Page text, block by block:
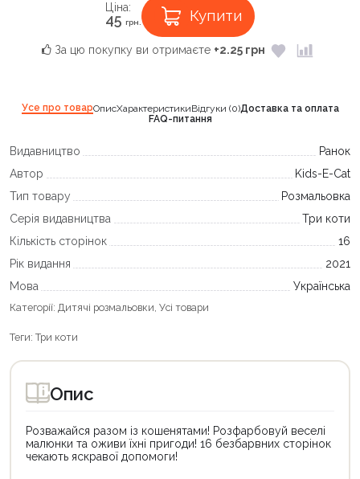
Ціна:
45 грн. Купити
За цю покупку ви отримаєте +2.25 грн
Усе про товарОписХарактеристикиВідгуки (0)Доставка та оплата
FAQ-питання
Видавництво
Ранок
Автор
Kids-E-Cat
Тип товару
Розмальовка
Серія видавництва
Три коти
Кількість сторінок
16
Рік видання
2021
Мова
Українська
Категорії: Дитячі розмальовки Усі товари
Теги: Три коти
Опис
Розважайся разом із кошенятами! Розфарбовуй веселі
малюнки та оживи їхні пригоди! 16 безбарвних сторінок
чекають яскравої допомоги!